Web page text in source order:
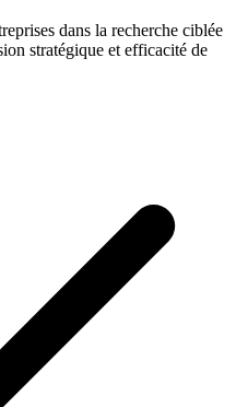
dans la recherche ciblée
stratégique et efficacité de